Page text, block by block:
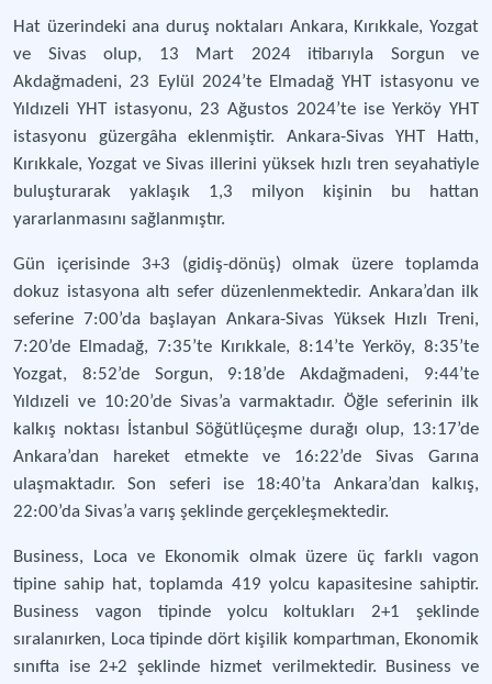
Hat üzerindeki ana duruş noktaları Ankara, Kırıkkale, Yozgat
ve Sivas olup, 13 Mart 2024 itibarıyla Sorgun ve
Akdağmadeni, 23 Eylül 2024’te Elmadağ YHT istasyonu ve
Yıldızeli YHT istasyonu, 23 Ağustos 2024’te ise Yerköy YHT
istasyonu güzergâha eklenmiştir. Ankara-Sivas YHT Hattı,
Kırıkkale, Yozgat ve Sivas illerini yüksek hızlı tren seyahatiyle
buluşturarak yaklaşık 1,3 milyon kişinin bu hattan
yararlanmasını sağlanmıştır.
Gün içerisinde 3+3 (gidiş-dönüş) olmak üzere toplamda
dokuz istasyona altı sefer düzenlenmektedir. Ankara’dan ilk
seferine 7:00’da başlayan Ankara-Sivas Yüksek Hızlı Treni,
7:20’de Elmadağ, 7:35’te Kırıkkale, 8:14’te Yerköy, 8:35’te
Yozgat, 8:52’de Sorgun, 9:18’de Akdağmadeni, 9:44’te
Yıldızeli ve 10:20’de Sivas’a varmaktadır. Öğle seferinin ilk
kalkış noktası İstanbul Söğütlüçeşme durağı olup, 13:17’de
Ankara’dan hareket etmekte ve 16:22’de Sivas Garına
ulaşmaktadır. Son seferi ise 18:40’ta Ankara’dan kalkış,
22:00’da Sivas’a varış şeklinde gerçekleşmektedir.
Business, Loca ve Ekonomik olmak üzere üç farklı vagon
tipine sahip hat, toplamda 419 yolcu kapasitesine sahiptir.
Business vagon tipinde yolcu koltukları 2+1 şeklinde
sıralanırken, Loca tipinde dört kişilik kompartıman, Ekonomik
sınıfta ise 2+2 şeklinde hizmet verilmektedir. Business ve